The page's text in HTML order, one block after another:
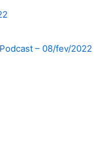
– 08/fev/2022